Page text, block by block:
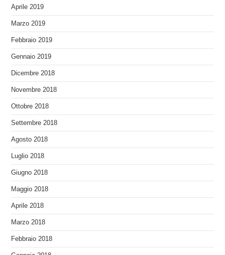
Aprile 2019
Marzo 2019
Febbraio 2019
Gennaio 2019
Dicembre 2018
Novembre 2018
Ottobre 2018
Settembre 2018
Agosto 2018
Luglio 2018
Giugno 2018
Maggio 2018
Aprile 2018
Marzo 2018
Febbraio 2018